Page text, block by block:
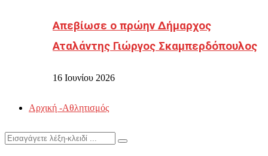
Απεβίωσε ο πρώην Δήμαρχος
Αταλάντης Γιώργος Σκαμπερδόπουλος
16 Ιουνίου 2026
Αρχική -Αθλητισμός
Search
Search